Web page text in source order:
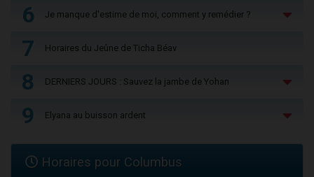
6 Je manque d'estime de moi, comment y remédier ?
7 Horaires du Jeûne de Ticha Béav
8 DERNIERS JOURS : Sauvez la jambe de Yohan
9 Elyana au buisson ardent
Horaires pour Columbus